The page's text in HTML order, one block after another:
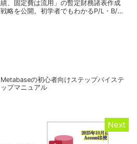
績、固定費は流用」の暫定財務諸表作成
戦略を公開。初学者でもわかるP/L・B/S
Metabaseの初心者向けステップバイステ
ップマニュアル